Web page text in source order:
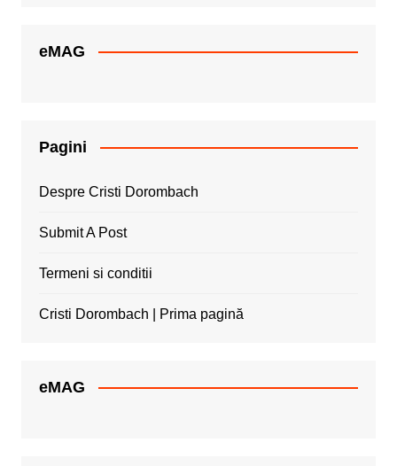
eMAG
Pagini
Despre Cristi Dorombach
Submit A Post
Termeni si conditii
Cristi Dorombach | Prima pagină
eMAG